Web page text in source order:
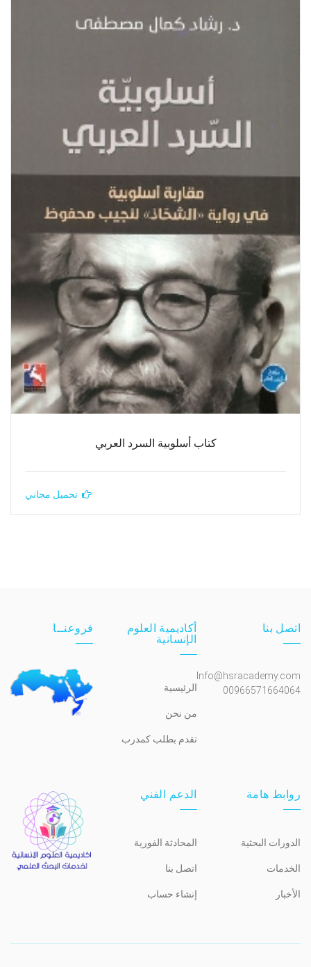
كتاب أسلوبية السرد العربي
تحميل مجاني
اتصل بنا
Info@hsracademy.com
00966571664064
أكاديمية العلوم
الإنسانية
الرئيسية
من نحن
تقدم بطلب كمدرب
فروعنــا
روابط هامة
الدورات البحثية
الخدمات
الأخبار
الدعم الفني
المحادثة الفورية
اتصل بنا
إنشاء حساب